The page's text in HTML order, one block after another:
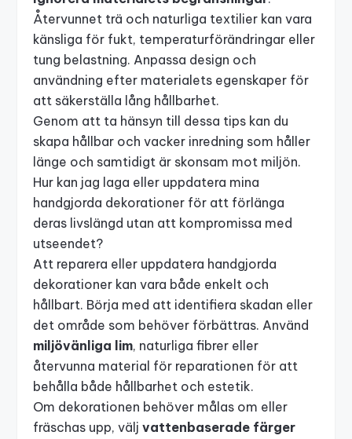
Återvunnet trä och naturliga textilier kan vara
känsliga för fukt, temperaturförändringar eller
tung belastning. Anpassa design och
användning efter materialets egenskaper för
att säkerställa lång hållbarhet.
Genom att ta hänsyn till dessa tips kan du
skapa hållbar och vacker inredning som håller
länge och samtidigt är skonsam mot miljön.
Hur kan jag laga eller uppdatera mina
handgjorda dekorationer för att förlänga
deras livslängd utan att kompromissa med
utseendet?
Att reparera eller uppdatera handgjorda
dekorationer kan vara både enkelt och
hållbart. Börja med att identifiera skadan eller
det område som behöver förbättras. Använd
miljövänliga lim, naturliga fibrer eller
återvunna material för reparationen för att
behålla både hållbarhet och estetik.
Om dekorationen behöver målas om eller
fräschas upp, väljvattenbaserade färger